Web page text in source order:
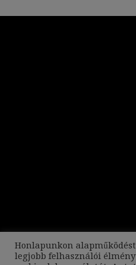
Honlapunkon
legjobb felhasználói